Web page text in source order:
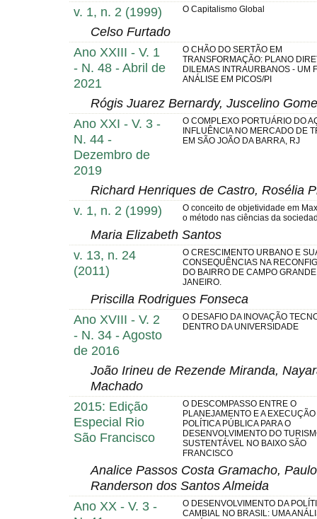
v. 1, n. 2 (1999)
O Capitalismo Global
Celso Furtado
Ano XXIII - V. 1
- N. 48 - Abril de
2021
O CHÃO DO SERTÃO EM
TRANSFORMAÇÃO: PLANO
DILEMAS INTRAURBANOS - UM
ANÁLISE EM PICOS/PI
Rógis Juarez Bernardy, Juscelino
Ano XXI - V. 3 -
N. 44 -
Dezembro de
2019
O COMPLEXO PORTUÁRIO DO
INFLUÊNCIA NO MERCADO DE
EM SÃO JOÃO DA BARRA, RJ
Richard Henriques de Castro, Rosélia
v. 1, n. 2 (1999)
O conceito de objetividade em
o método nas ciências da
Maria Elizabeth Santos
v. 13, n. 24
(2011)
O CRESCIMENTO URBANO E
CONSEQUÊNCIAS NA
DO BAIRRO DE CAMPO
JANEIRO.
Priscilla Rodrigues Fonseca
Ano XVIII - V. 2
- N. 34 - Agosto
de 2016
O DESAFIO DA INOVAÇÃO
DENTRO DA UNIVERSIDADE
João Irineu de Rezende Miranda,
Machado
2015: Edição
Especial Rio
São Francisco
O DESCOMPASSO ENTRE O
PLANEJAMENTO E A
POLÍTICA PÚBLICA PARA O
DESENVOLVIMENTO DO
SUSTENTÁVEL NO BAIXO SÃO
FRANCISCO
Analice Passos Costa Gramacho,
Randerson dos Santos Almeida
Ano XX - V. 3 -
O DESENVOLVIMENTO DA
CAMBIAL NO BRASIL: UMA